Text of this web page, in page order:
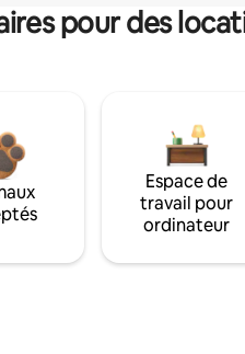
pour des
Espace de
travail pour
ordinateur